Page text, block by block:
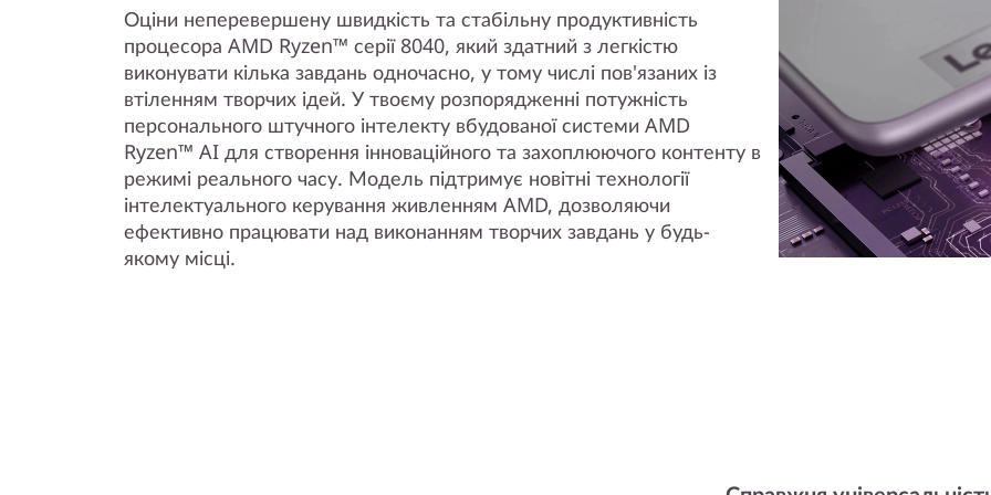
Оціни неперевершену швидкість та стабільну продуктивність
процесора AMD Ryzen™ серії 8040, який здатний з легкістю
виконувати кілька завдань одночасно, у тому числі пов'язаних із
втіленням творчих ідей. У твоєму розпорядженні потужність
персонального штучного інтелекту вбудованої системи AMD
Ryzen™ AI для створення інноваційного та захоплюючого контенту в
режимі реального часу. Модель підтримує новітні технології
інтелектуального керування живленням AMD, дозволяючи
ефективно працювати над виконанням творчих завдань у будь-
якому місці.